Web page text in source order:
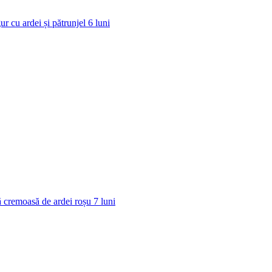
cu ardei și pătrunjel 6 luni
cremoasă de ardei roșu 7 luni